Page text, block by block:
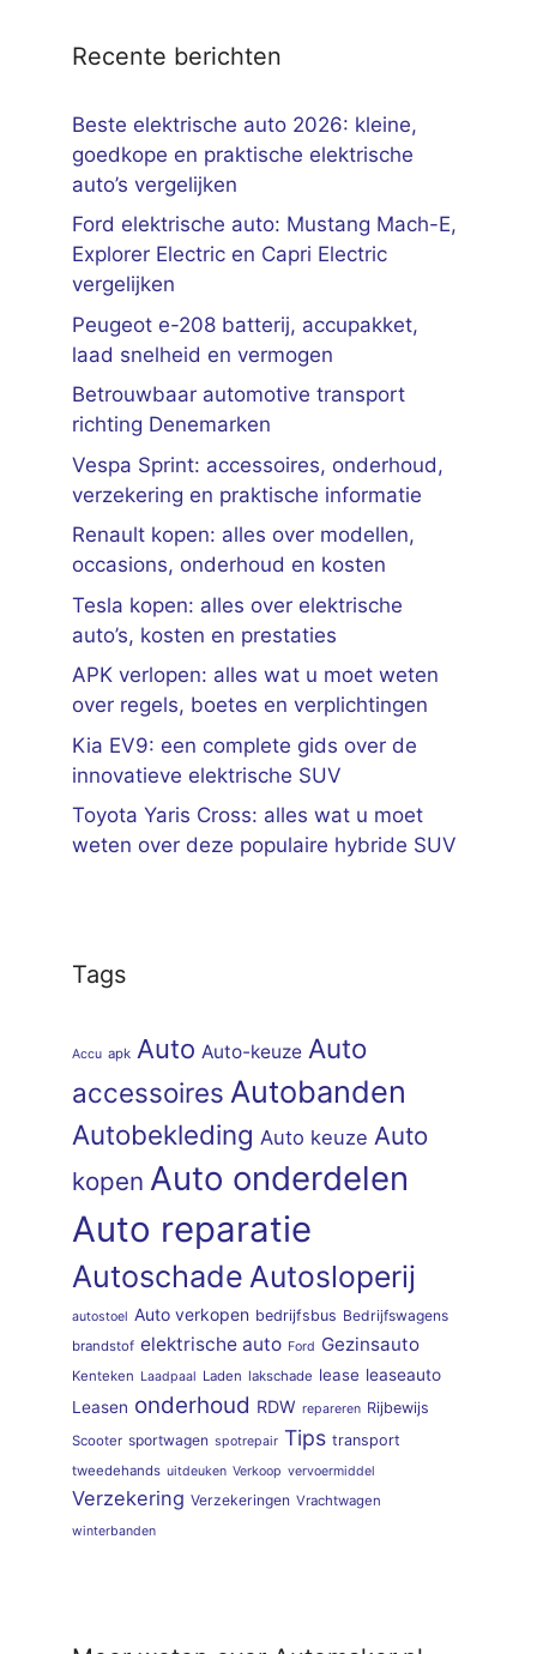
Recente berichten
Beste elektrische auto 2026: kleine,
goedkope en praktische elektrische
auto’s vergelijken
Ford elektrische auto: Mustang Mach-E,
Explorer Electric en Capri Electric
vergelijken
Peugeot e-208 batterij, accupakket,
laad snelheid en vermogen
Betrouwbaar automotive transport
richting Denemarken
Vespa Sprint: accessoires, onderhoud,
verzekering en praktische informatie
Renault kopen: alles over modellen,
occasions, onderhoud en kosten
Tesla kopen: alles over elektrische
auto’s, kosten en prestaties
APK verlopen: alles wat u moet weten
over regels, boetes en verplichtingen
Kia EV9: een complete gids over de
innovatieve elektrische SUV
Toyota Yaris Cross: alles wat u moet
weten over deze populaire hybride SUV
Tags
Accu apk Auto Auto-keuze Auto
accessoires Autobanden
Autobekleding Auto keuze Auto
kopen Auto onderdelen
Auto reparatie
Autoschade Autosloperij
autostoel Auto verkopen bedrijfsbus Bedrijfswagens
brandstof elektrische auto Ford Gezinsauto
Kenteken Laadpaal Laden lakschade lease leaseauto
Leasen onderhoud RDW repareren Rijbewijs
Scooter sportwagen spotrepair Tips transport
tweedehands uitdeuken Verkoop vervoermiddel
Verzekering Verzekeringen Vrachtwagen
winterbanden